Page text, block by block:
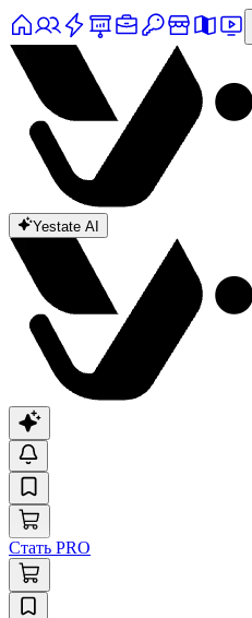
Yestate AI
Стать PRO